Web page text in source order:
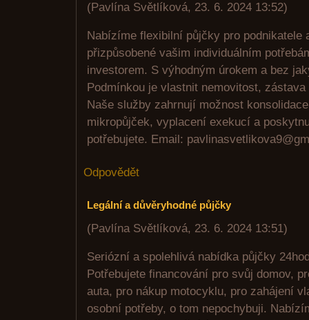
(Pavlína Světlíková, 23. 6. 2024 13:52)
Nabízíme flexibilní půjčky pro podnikatele
přizpůsobené vašim individuálním
investorem. S výhodným úrokem a bez
Podmínkou je vlastnit nemovitost, zástava
Naše služby zahrnují možnost
mikropůjček, vyplacení exekucí a
potřebujete. Email:
Odpovědět
Legální a důvěryhodné půjčky
(Pavlína Světlíková, 23. 6. 2024 13:51)
Seriózní a spolehlivá nabídka půjčky
Potřebujete financování pro svůj domov,
auta, pro nákup motocyklu, pro zahájení
osobní potřeby, o tom nepochybuji.